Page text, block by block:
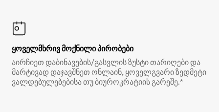
ყოველმხრივ მოქნილი პირობები
აირჩიეთ დაბინავების/გასვლის ზუსტი თარიღები და
მარტივად დაჯავშნეთ ონლაინ, ყოველგვარი ზედმეტი
ვალდებულებებისა თუ ბიუროკრატიის გარეშე.*